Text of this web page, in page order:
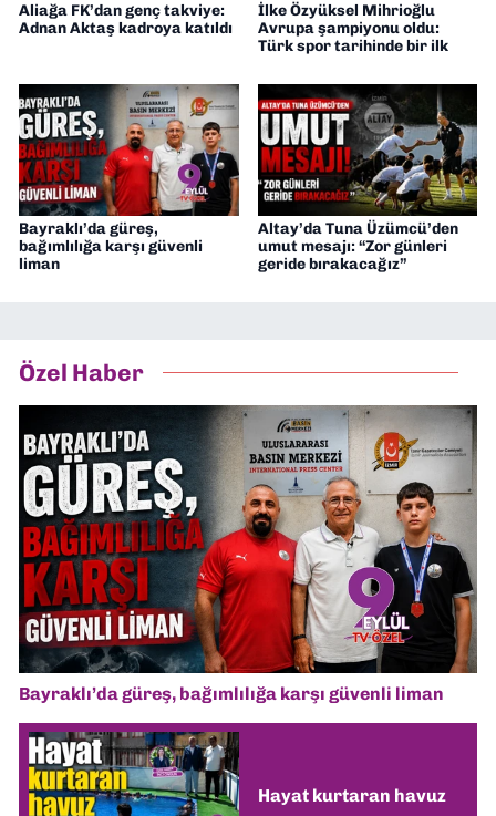
Aliağa FK’dan genç takviye:
Adnan Aktaş kadroya katıldı
İlke Özyüksel Mihrioğlu
Avrupa şampiyonu oldu:
Türk spor tarihinde bir ilk
Bayraklı’da güreş,
bağımlılığa karşı güvenli
liman
Altay’da Tuna Üzümcü’den
umut mesajı: “Zor günleri
geride bırakacağız”
Özel Haber
Bayraklı’da güreş, bağımlılığa karşı güvenli liman
Hayat kurtaran havuz